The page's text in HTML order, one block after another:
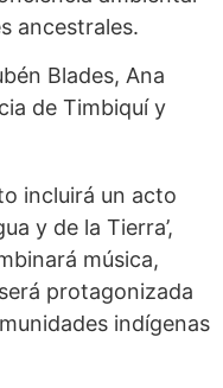
ancestrales.
Blades, Ana
de Timbiquí y
incluirá un acto
y de la Tierra’,
música,
protagonizada
indígenas